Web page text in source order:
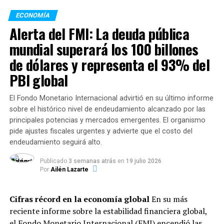
profesiones se pueden hacer”.
“Los norteamericanos no están acostumbrados a que el
nivel de actividad se les estanque o aún decaiga.
Probablemente los datos del segundo trimestre sean
peores que este, allá el seguro de desempleo funciona de
manera automática”.
TEMAS RELACIONADOS: ACTUALIDAD
SIGUENTE
La inflación de abril fue de 1,5%, según el Indec
probre en marzo
Obreros y Empleados Petroquímicos Unidos (SOEPU),
Mauricio Brizuela
sorpresa al personal:
“Ayer aparecieron con una
reunión, pensamos que era
una de las tantas que
venimos teniendo, y
avisándonos que van a dejar
de producir, que ya la
planta no arranca más”.
interno
ECONOMÍA
Alerta del FMI: La deuda pública
mundial superará los 100 billones
de dólares y representa el 93% del
PBI global
El Fondo Monetario Internacional advirtió en su último informe
sobre el histórico nivel de endeudamiento alcanzado por las
principales potencias y mercados emergentes. El organismo
pide ajustes fiscales urgentes y advierte que el costo del
endeudamiento seguirá alto.
Publicado 3 semanas atrás en 19 julio 2026
Por Ailén Lazarte
Cifras récord en la economía globalEn su más
reciente informe sobre la estabilidad financiera global,